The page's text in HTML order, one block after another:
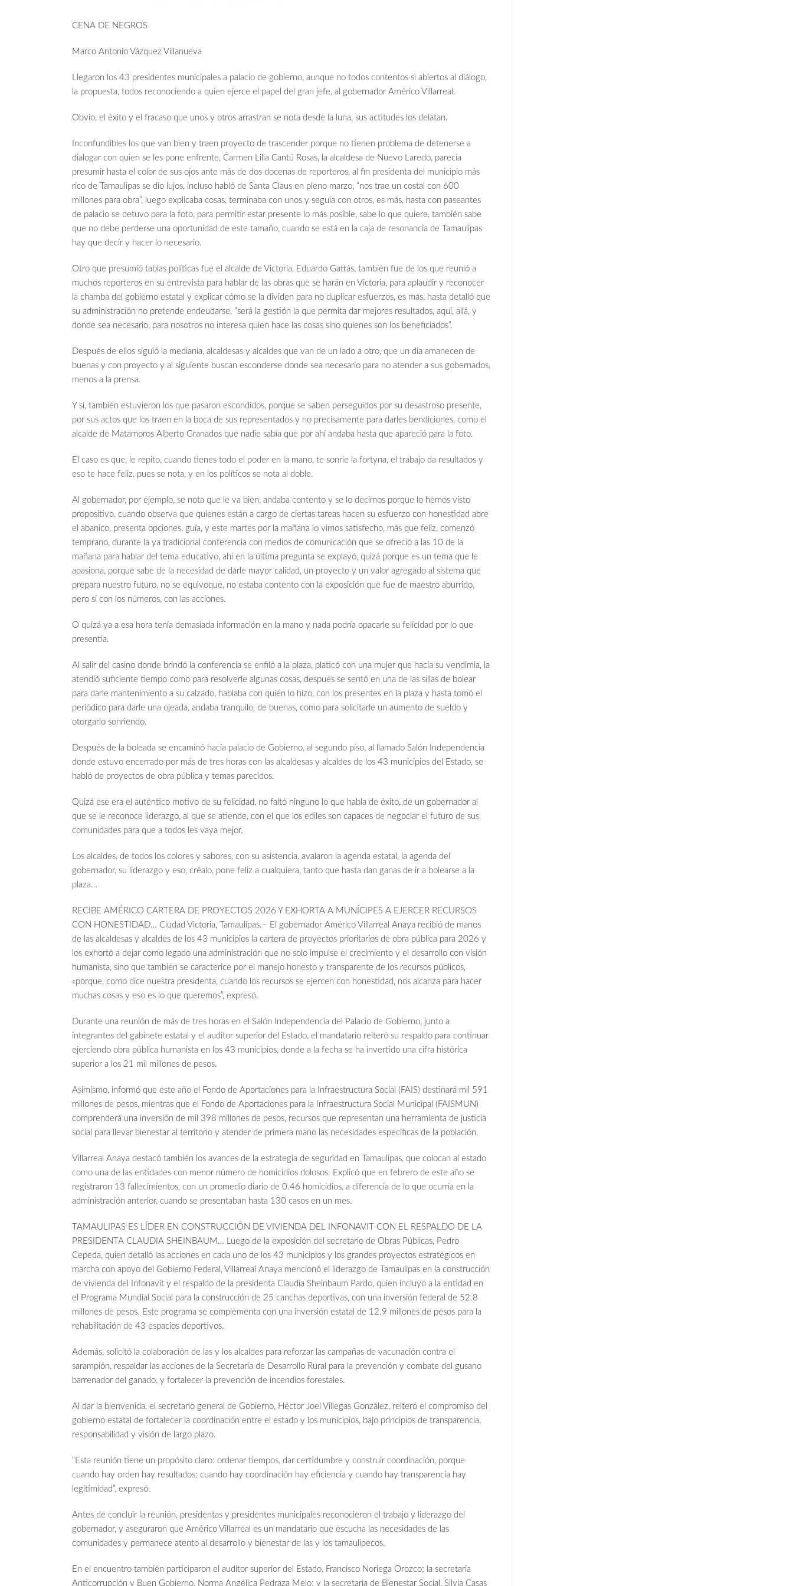
CENA DE NEGROS
Marco Antonio Vázquez Villanueva
Llegaron los 43 presidentes municipales a palacio de gobierno, aunque no todos contentos si abiertos al diálogo,
la propuesta, todos reconociendo a quien ejerce el papel del gran jefe, al gobernador Américo Villarreal.
Obvio, el éxito y el fracaso que unos y otros arrastran se nota desde la luna, sus actitudes los delatan.
Inconfundibles los que van bien y traen proyecto de trascender porque no tienen problema de detenerse a
dialogar con quien se les pone enfrente, Carmen Lilia Cantú Rosas, la alcaldesa de Nuevo Laredo, parecía
presumir hasta el color de sus ojos ante más de dos docenas de reporteros, al fin presidenta del municipio más
rico de Tamaulipas se dio lujos, incluso habló de Santa Claus en pleno marzo, “nos trae un costal con 600
millones para obra”, luego explicaba cosas, terminaba con unos y seguía con otros, es más, hasta con paseantes
de palacio se detuvo para la foto, para permitir estar presente lo más posible, sabe lo que quiere, también sabe
que no debe perderse una oportunidad de este tamaño, cuando se está en la caja de resonancia de Tamaulipas
hay que decir y hacer lo necesario.
Otro que presumió tablas políticas fue el alcalde de Victoria, Eduardo Gattás, también fue de los que reunió a
muchos reporteros en su entrevista para hablar de las obras que se harán en Victoria, para aplaudir y reconocer
la chamba del gobierno estatal y explicar cómo se la dividen para no duplicar esfuerzos, es más, hasta detalló que
su administración no pretende endeudarse, “será la gestión la que permita dar mejores resultados, aquí, allá, y
donde sea necesario, para nosotros no interesa quien hace las cosas sino quienes son los beneficiados”.
Después de ellos siguió la medianía, alcaldesas y alcaldes que van de un lado a otro, que un día amanecen de
buenas y con proyecto y al siguiente buscan esconderse donde sea necesario para no atender a sus gobernados,
menos a la prensa.
Y si, también estuvieron los que pasaron escondidos, porque se saben perseguidos por su desastroso presente,
por sus actos que los traen en la boca de sus representados y no precisamente para darles bendiciones, como el
alcalde de Matamoros Alberto Granados que nadie sabía que por ahí andaba hasta que apareció para la foto.
El caso es que, le repito, cuando tienes todo el poder en la mano, te sonríe la fortyna, el trabajo da resultados y
eso te hace feliz, pues se nota, y en los políticos se nota al doble.
Al gobernador, por ejemplo, se nota que le va bien, andaba contento y se lo decimos porque lo hemos visto
propositivo, cuando observa que quienes están a cargo de ciertas tareas hacen su esfuerzo con honestidad abre
el abanico, presenta opciones, guía, y este martes por la mañana lo vimos satisfecho, más que feliz, comenzó
temprano, durante la ya tradicional conferencia con medios de comunicación que se ofreció a las 10 de la
mañana para hablar del tema educativo, ahí en la última pregunta se explayó, quizá porque es un tema que le
apasiona, porque sabe de la necesidad de darle mayor calidad, un proyecto y un valor agregado al sistema que
prepara nuestro futuro, no se equivoque, no estaba contento con la exposición que fue de maestro aburrido,
pero si con los números, con las acciones.
O quizá ya a esa hora tenía demasiada información en la mano y nada podría opacarle su felicidad por lo que
presentía.
Al salir del casino donde brindó la conferencia se enfiló a la plaza, platicó con una mujer que hacía su vendimia, la
atendió suficiente tiempo como para resolverle algunas cosas, después se sentó en una de las sillas de bolear
para darle mantenimiento a su calzado, hablaba con quién lo hizo, con los presentes en la plaza y hasta tomó el
periódico para darle una ojeada, andaba tranquilo, de buenas, como para solicitarle un aumento de sueldo y
otorgarlo sonriendo.
Después de la boleada se encaminó hacía palacio de Gobierno, al segundo piso, al llamado Salón Independencia
donde estuvo encerrado por más de tres horas con las alcaldesas y alcaldes de los 43 municipios del Estado, se
habló de proyectos de obra pública y temas parecidos.
Quizá ese era el auténtico motivo de su felicidad, no faltó ninguno lo que habla de éxito, de un gobernador al
que se le reconoce liderazgo, al que se atiende, con el que los ediles son capaces de negociar el futuro de sus
comunidades para que a todos les vaya mejor.
Los alcaldes, de todos los colores y sabores, con su asistencia, avalaron la agenda estatal, la agenda del
gobernador, su liderazgo y eso, créalo, pone feliz a cualquiera, tanto que hasta dan ganas de ir a bolearse a la
plaza…
RECIBE AMÉRICO CARTERA DE PROYECTOS 2026 Y EXHORTA A MUNÍCIPES A EJERCER RECURSOS
CON HONESTIDAD… Ciudad Victoria, Tamaulipas.– El gobernador Américo Villarreal Anaya recibió de manos
de las alcaldesas y alcaldes de los 43 municipios la cartera de proyectos prioritarios de obra pública para 2026 y
los exhortó a dejar como legado una administración que no solo impulse el crecimiento y el desarrollo con visión
humanista, sino que también se caracterice por el manejo honesto y transparente de los recursos públicos,
«porque, como dice nuestra presidenta, cuando los recursos se ejercen con honestidad, nos alcanza para hacer
muchas cosas y eso es lo que queremos”, expresó.
Durante una reunión de más de tres horas en el Salón Independencia del Palacio de Gobierno, junto a
integrantes del gabinete estatal y el auditor superior del Estado, el mandatario reiteró su respaldo para continuar
ejerciendo obra pública humanista en los 43 municipios, donde a la fecha se ha invertido una cifra histórica
superior a los 21 mil millones de pesos.
Asimismo, informó que este año el Fondo de Aportaciones para la Infraestructura Social (FAIS) destinará mil 591
millones de pesos, mientras que el Fondo de Aportaciones para la Infraestructura Social Municipal (FAISMUN)
comprenderá una inversión de mil 398 millones de pesos, recursos que representan una herramienta de justicia
social para llevar bienestar al territorio y atender de primera mano las necesidades específicas de la población.
Villarreal Anaya destacó también los avances de la estrategia de seguridad en Tamaulipas, que colocan al estado
como una de las entidades con menor número de homicidios dolosos. Explicó que en febrero de este año se
registraron 13 fallecimientos, con un promedio diario de 0.46 homicidios, a diferencia de lo que ocurría en la
administración anterior, cuando se presentaban hasta 130 casos en un mes.
TAMAULIPAS ES LÍDER EN CONSTRUCCIÓN DE VIVIENDA DEL INFONAVIT CON EL RESPALDO DE LA
PRESIDENTA CLAUDIA SHEINBAUM… Luego de la exposición del secretario de Obras Públicas, Pedro
Cepeda, quien detalló las acciones en cada uno de los 43 municipios y los grandes proyectos estratégicos en
marcha con apoyo del Gobierno Federal, Villarreal Anaya mencionó el liderazgo de Tamaulipas en la construcción
de vivienda del Infonavit y el respaldo de la presidenta Claudia Sheinbaum Pardo, quien incluyó a la entidad en
el Programa Mundial Social para la construcción de 25 canchas deportivas, con una inversión federal de 52.8
millones de pesos. Este programa se complementa con una inversión estatal de 12.9 millones de pesos para la
rehabilitación de 43 espacios deportivos.
Además, solicitó la colaboración de las y los alcaldes para reforzar las campañas de vacunación contra el
sarampión, respaldar las acciones de la Secretaría de Desarrollo Rural para la prevención y combate del gusano
barrenador del ganado, y fortalecer la prevención de incendios forestales.
Al dar la bienvenida, el secretario general de Gobierno, Héctor Joel Villegas González, reiteró el compromiso del
gobierno estatal de fortalecer la coordinación entre el estado y los municipios, bajo principios de transparencia,
responsabilidad y visión de largo plazo.
“Esta reunión tiene un propósito claro: ordenar tiempos, dar certidumbre y construir coordinación, porque
cuando hay orden hay resultados; cuando hay coordinación hay eficiencia y cuando hay transparencia hay
legitimidad”, expresó.
Antes de concluir la reunión, presidentas y presidentes municipales reconocieron el trabajo y liderazgo del
gobernador, y aseguraron que Américo Villarreal es un mandatario que escucha las necesidades de las
comunidades y permanece atento al desarrollo y bienestar de las y los tamaulipecos.
En el encuentro también participaron el auditor superior del Estado, Francisco Noriega Orozco; la secretaria
Anticorrupción y Buen Gobierno, Norma Angélica Pedraza Melo; y la secretaria de Bienestar Social, Silvia Casas